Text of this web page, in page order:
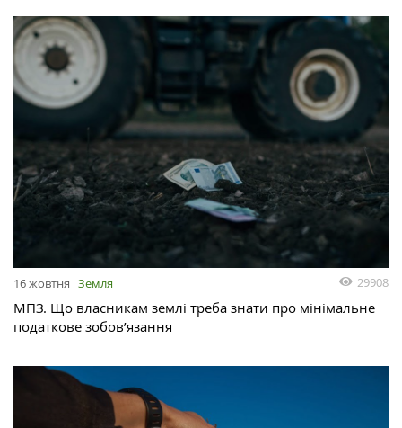
16 жовтня Земля 29908
МПЗ. Що власникам землі треба знати про мінімальне
податкове зобов’язання